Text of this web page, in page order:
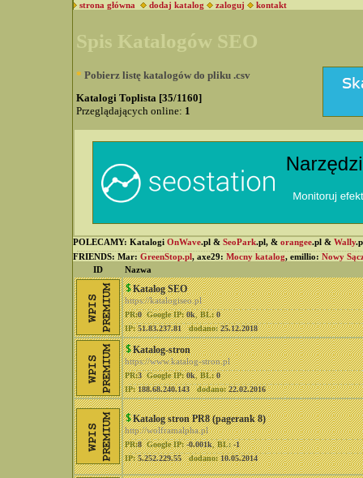
strona główna dodaj katalog zaloguj kontakt
Spis Katalogów SEO
* Pobierz listę katalogów do pliku .csv
Katalogi Toplista [35/1160]
Przeglądających online: 1
POLECAMY: Katalogi OnWave.pl & SeoPark.pl, & orangee.pl & Wally
FRIENDS: Mar: GreenStop.pl, axe29: Mocny katalog, emillio: Nowy
ID
Nazwa
Katalog SEO
https://katalogiseo.pl
PR:0 Google IP: 0k,BL: 0
IP: 51.83.237.81 dodano: 25.12.2018
Katalog-stron
https://www.katalog-stron.pl
PR:3 Google IP: 0k,BL: 0
IP: 188.68.240.143 dodano: 22.02.2016
Katalog stron PR8 (pagerank 8)
http://wolframalpha.pl
PR:8 Google IP: -0.001k,BL: -1
IP: 5.252.229.55 dodano: 10.05.2014